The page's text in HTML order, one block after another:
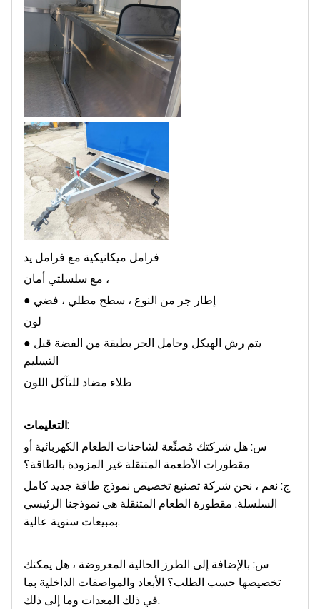
فرامل ميكانيكية مع فرامل يد
مع سلسلتي أمان ،
● إطار جر من النوع ، سطح مطلي ، فضي
لون
● يتم رش الهيكل وحامل الجر بطبقة من الفضة قبل
التسليم
طلاء مضاد للتآكل اللون
التعليمات:
س: هل شركتك مُصنِّعة لشاحنات الطعام الكهربائية أو
مقطورات الأطعمة المتنقلة غير المزودة بالطاقة؟
ج: نعم ، نحن شركة تصنيع تخصيص نموذج طاقة جديد كامل
السلسلة. مقطورة الطعام المتنقلة هي نموذجنا الرئيسي
بمبيعات سنوية عالية.
س: بالإضافة إلى الطرز الحالية المعروضة ، هل يمكنك
تخصيصها حسب الطلب؟ الأبعاد والمواصفات الداخلية بما
في ذلك المعدات وما إلى ذلك.